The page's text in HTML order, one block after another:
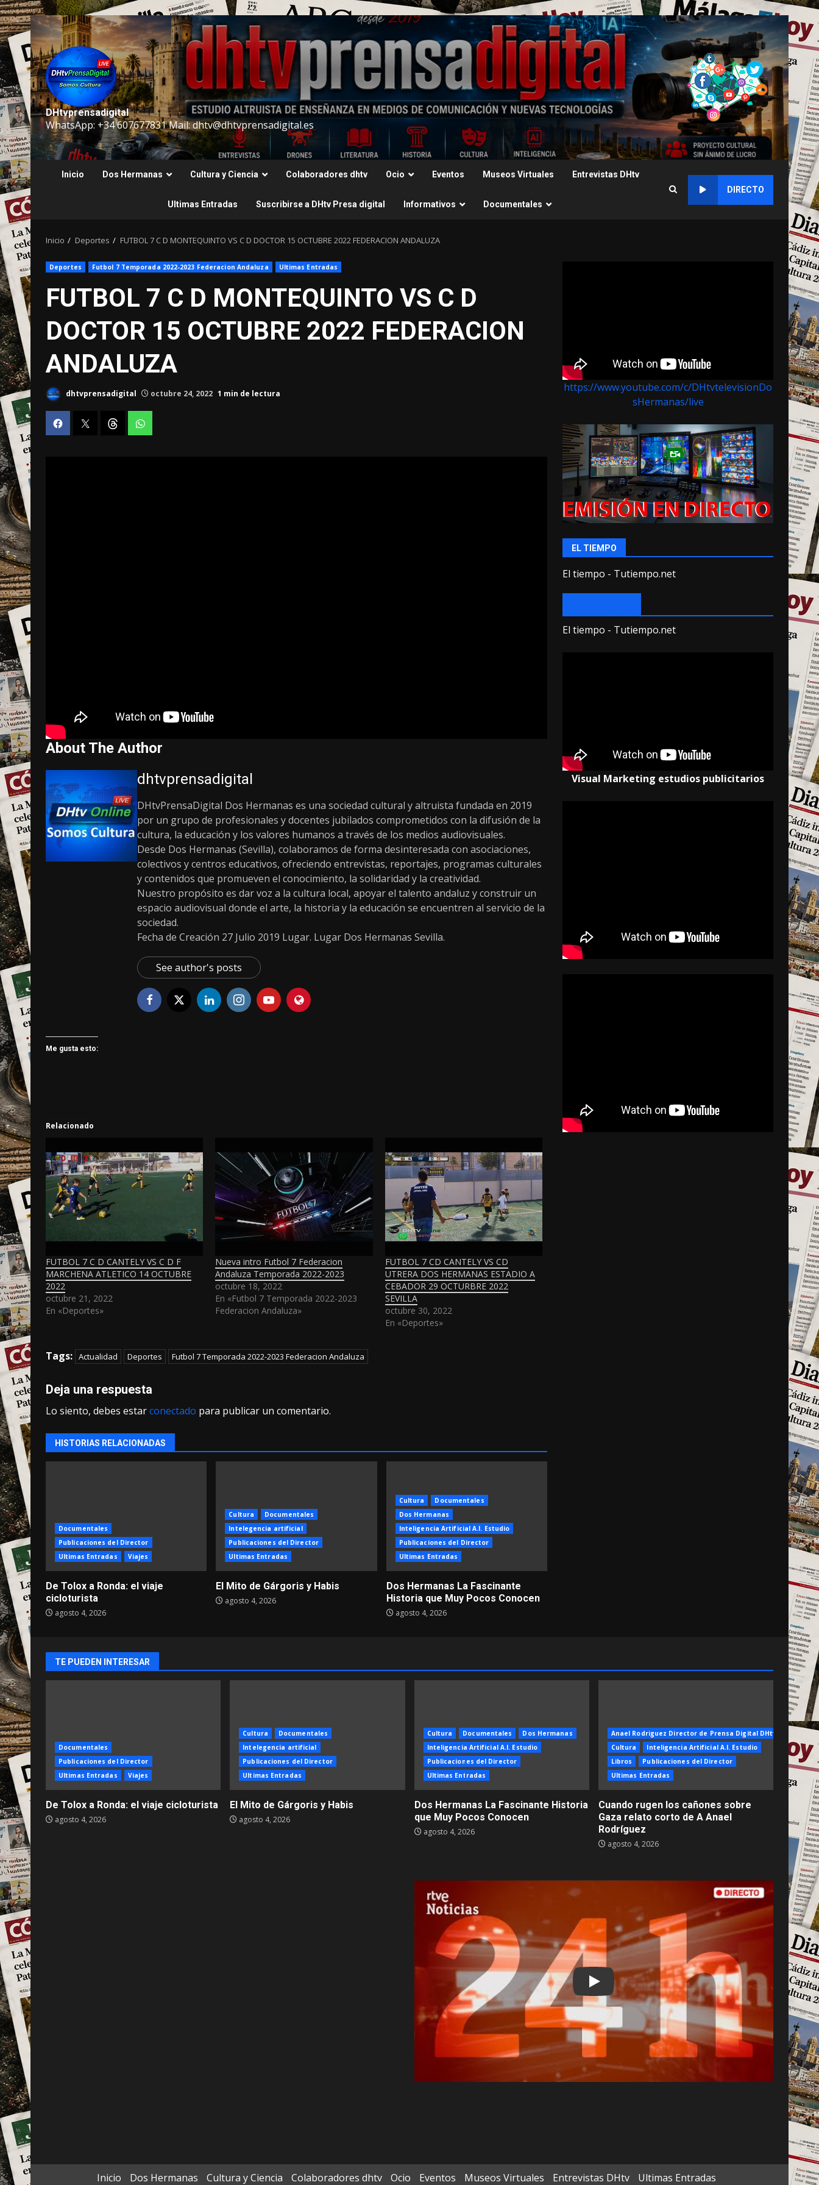
Saltar
al
contenido
DHtvprensadigital
WhatsApp: +34 607677831 Mail: dhtv@dhtvprensadigital.es
Inicio Dos Hermanas Cultura y Ciencia Colaboradores dhtv Ocio Eventos Museos Virtuales Entrevistas DHtv
Ultimas Entradas Suscribirse a DHtv Presa digital Informativos Documentales
DIRECTO
Inicio Deportes FUTBOL 7 C D MONTEQUINTO VS C D DOCTOR 15 OCTUBRE 2022 FEDERACION ANDALUZA
Deportes Futbol 7 Temporada 2022-2023 Federacion Andaluza Ultimas Entradas
FUTBOL 7 C D MONTEQUINTO VS C D
DOCTOR 15 OCTUBRE 2022 FEDERACION
ANDALUZA
dhtvprensadigital octubre 24, 2022 1 min de lectura
About The Author
dhtvprensadigital
DHtvPrensaDigital Dos Hermanas es una sociedad cultural y altruista fundada en 2019
por un grupo de profesionales y docentes jubilados comprometidos con la difusión de la
cultura, la educación y los valores humanos a través de los medios audiovisuales.
Desde Dos Hermanas (Sevilla), colaboramos de forma desinteresada con asociaciones,
colectivos y centros educativos, ofreciendo entrevistas, reportajes, programas culturales
y contenidos que promueven el conocimiento, la solidaridad y la creatividad.
Nuestro propósito es dar voz a la cultura local, apoyar el talento andaluz y construir un
espacio audiovisual donde el arte, la historia y la educación se encuentren al servicio de la
sociedad.
Fecha de Creación 27 Julio 2019 Lugar. Lugar Dos Hermanas Sevilla.
See author's posts
Me gusta esto:
Relacionado
FUTBOL 7 C D CANTELY VS C D F
MARCHENA ATLETICO 14 OCTUBRE
2022
octubre 21, 2022
En «Deportes»
Nueva intro Futbol 7 Federacion
Andaluza Temporada 2022-2023
octubre 18, 2022
En «Futbol 7 Temporada 2022-2023
Federacion Andaluza»
FUTBOL 7 CD CANTELY VS CD
UTRERA DOS HERMANAS ESTADIO A
CEBADOR 29 OCTURBRE 2022
SEVILLA
octubre 30, 2022
En «Deportes»
Tags: Actualidad Deportes Futbol 7 Temporada 2022-2023 Federacion Andaluza
Deja una respuesta
Lo siento, debes estarconectado para publicar un comentario.
HISTORIAS RELACIONADAS
Documentales
Publicaciones del Director
Ultimas Entradas
Viajes
De Tolox a Ronda: el viaje
cicloturista
agosto 4, 2026
Cultura
Documentales
Intelegencia artificial
Publicaciones del Director
Ultimas Entradas
El Mito de Gárgoris y Habis
agosto 4, 2026
Cultura
Documentales
Dos Hermanas
Inteligencia Artificial A.I. Estudio
Publicaciones del Director
Ultimas Entradas
Dos Hermanas La Fascinante
Historia que Muy Pocos Conocen
agosto 4, 2026
https://www.youtube.com/c/DHtvtelevisionDo
sHermanas/live
EL TIEMPO
El tiempo - Tutiempo.net
El tiempo - Tutiempo.net
Visual Marketing estudios publicitarios
TE PUEDEN INTERESAR
Documentales
Publicaciones del Director
Ultimas Entradas
Viajes
De Tolox a Ronda: el viaje cicloturista
agosto 4, 2026
Cultura
Documentales
Intelegencia artificial
Publicaciones del Director
Ultimas Entradas
El Mito de Gárgoris y Habis
agosto 4, 2026
Cultura Documentales
Dos Hermanas
Inteligencia Artificial A.I. Estudio
Publicaciones del Director
Ultimas Entradas
Dos Hermanas La Fascinante Historia
que Muy Pocos Conocen
agosto 4, 2026
Anael Rodriguez Director de Prensa Digital DHtv
Cultura
Inteligencia Artificial A.I. Estudio
Libros
Publicaciones del Director
Ultimas Entradas
Cuando rugen los cañones sobre
Gaza relato corto de A Anael
Rodríguez
agosto 4, 2026
Play
Inicio Dos Hermanas Cultura y Ciencia Colaboradores dhtv Ocio Eventos Museos Virtuales Entrevistas DHtv Ultimas Entradas